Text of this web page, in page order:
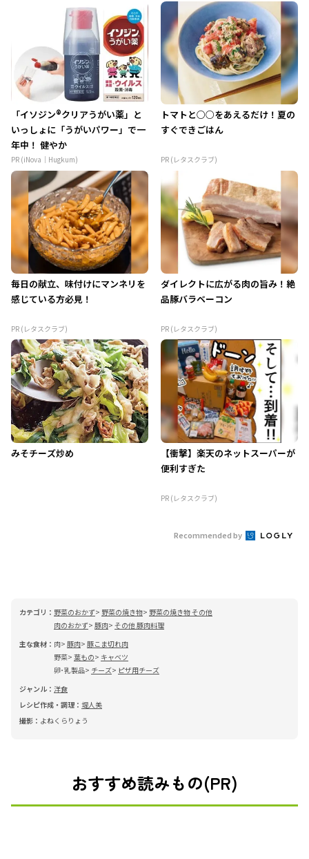
「イソジン®クリアうがい薬」と
いっしょに「うがいパワー」で一
年中！ 健やか
PR (iNova｜Hugkum)
トマトと○○をあえるだけ！夏の
すぐできごはん
PR (レタスクラブ)
毎日の献立、味付けにマンネリを
感じている方必見！
PR (レタスクラブ)
ダイレクトに広がる肉の旨み！絶
品豚バラベーコン
PR (レタスクラブ)
みそチーズ炒め
【衝撃】楽天のネットスーパーが
便利すぎた
PR (レタスクラブ)
Recommended by
カテゴリ： 野菜のおかず 野菜の焼き物
野菜の焼き物 その他
肉のおかず 豚肉 その他 豚肉料理
主な食材： 肉 豚肉 豚こま切れ肉
野菜 葉もの
キャベツ
卵･乳製品
チーズ
ピザ用チーズ
ジャンル： 洋食
レシピ作成・調理： 堤人美
撮影： よねくらりょう
おすすめ読みもの(PR)